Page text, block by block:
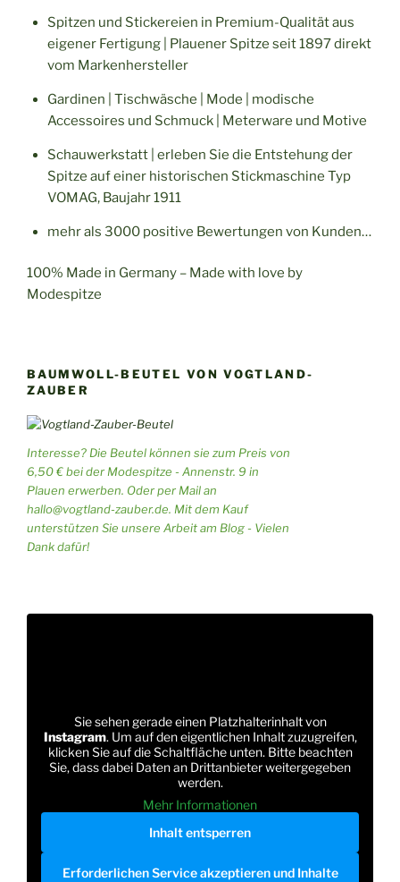
Spitzen und Stickereien in Premium-Qualität aus
eigener Fertigung | Plauener Spitze seit 1897 direkt
vom Markenhersteller
Gardinen | Tischwäsche | Mode | modische
Accessoires und Schmuck | Meterware und Motive
Schauwerkstatt | erleben Sie die Entstehung der
Spitze auf einer historischen Stickmaschine Typ
VOMAG, Baujahr 1911
mehr als 3000 positive Bewertungen von Kunden…
100% Made in Germany – Made with love by
Modespitze
BAUMWOLL-BEUTEL VON VOGTLAND-
ZAUBER
Interesse? Die Beutel können sie zum Preis von
6,50 € bei der Modespitze - Annenstr. 9 in
Plauen erwerben. Oder per Mail an
hallo@vogtland-zauber.de. Mit dem Kauf
unterstützen Sie unsere Arbeit am Blog - Vielen
Dank dafür!
Sie sehen gerade einen Platzhalterinhalt von
Instagram. Um auf den eigentlichen Inhalt zuzugreifen,
klicken Sie auf die Schaltfläche unten. Bitte beachten
Sie, dass dabei Daten an Drittanbieter weitergegeben
werden.
Mehr Informationen
Inhalt entsperren
Erforderlichen Service akzeptieren und Inhalte